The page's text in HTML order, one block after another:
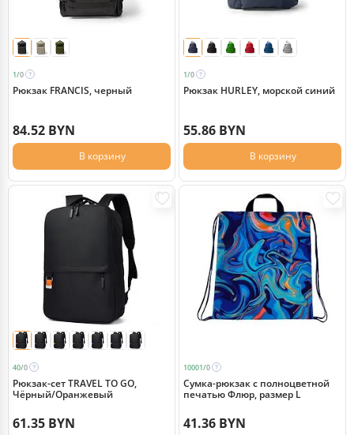
1/0
Рюкзак FRANCIS, черный
84.52 BYN
В корзину
1/0
Рюкзак HURLEY, морской синий
55.86 BYN
В корзину
40/0
Рюкзак-сет TRAVEL TO GO,
Чёрный/Оранжевый
61.35 BYN
10001/0
Сумка-рюкзак с полноцветной
печатью Флюр, размер L
41.36 BYN